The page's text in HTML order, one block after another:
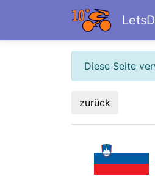
Diese Seite
zurück